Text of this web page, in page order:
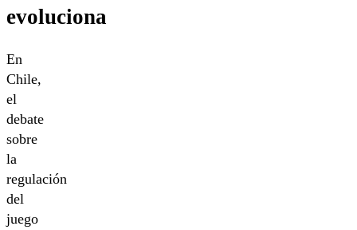
evoluciona
En
Chile,
el
debate
sobre
la
regulación
del
juego